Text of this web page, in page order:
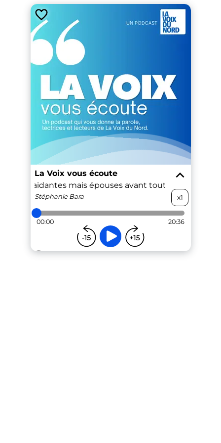
La Voix vous écoute
aidantes mais épouses avant tout
Stéphanie Bara x1
00:00 20:36
...